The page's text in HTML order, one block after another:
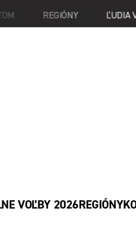
REGIÓNY ĽUDIA V
VOĽBY 2026REGIÓNY